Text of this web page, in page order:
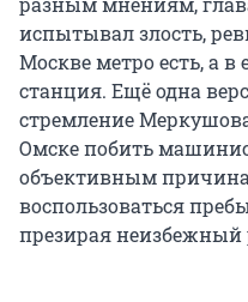
испытывал злость,
Москве метро есть, а в
станция. Ещё одна
стремление
Омске побить
объективным
воспользоваться
презирая неизбежный